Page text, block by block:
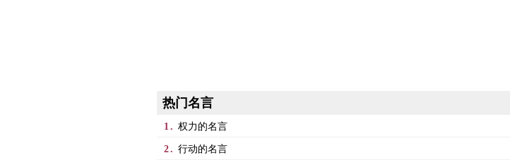
热门名言
1. 权力的名言
2. 行动的名言